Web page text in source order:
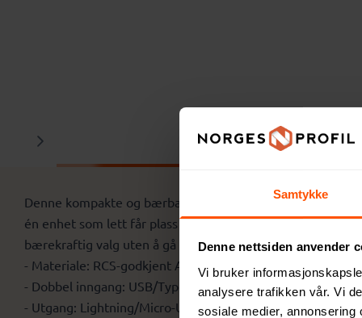
Samtykke
Denne nettsiden anvender
Vi bruker
analysere trafikken vår. Vi
sosiale medier,
Beskrivelse
Denne kompakte og bærbare lommeenheten er perfekt
én enhet som lett får plass i lommen. Den støtter rask
bærekraftig valg uten å gå på kompromiss med
- Materiale: RCS-godkjent ABS
- Dobbel inngang: USB/Type-C
- Utgang: Lightning/Micro-USB/Type-C, 5V/3A